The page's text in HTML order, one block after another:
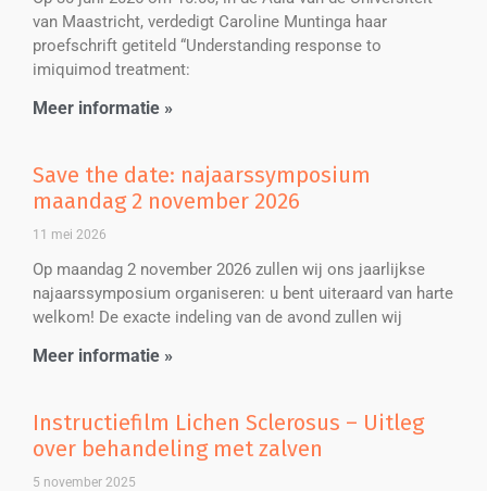
van Maastricht, verdedigt Caroline Muntinga haar
proefschrift getiteld “Understanding response to
imiquimod treatment:
Meer informatie »
Save the date: najaarssymposium
maandag 2 november 2026
11 mei 2026
Op maandag 2 november 2026 zullen wij ons jaarlijkse
najaarssymposium organiseren: u bent uiteraard van harte
welkom! De exacte indeling van de avond zullen wij
Meer informatie »
Instructiefilm Lichen Sclerosus – Uitleg
over behandeling met zalven
5 november 2025